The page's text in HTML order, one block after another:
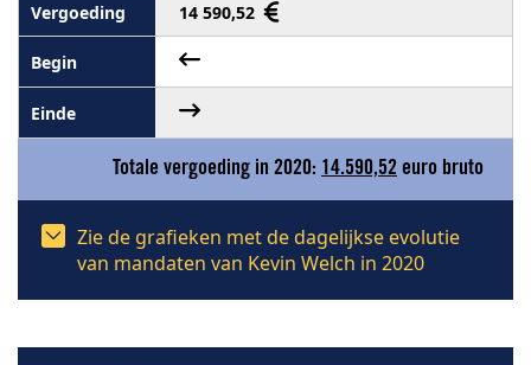
14 590,52
Totale vergoeding in 2020: 14.590,52 euro bruto
Zie de grafieken met de dagelijkse evolutie
van mandaten van Kevin Welch in 2020